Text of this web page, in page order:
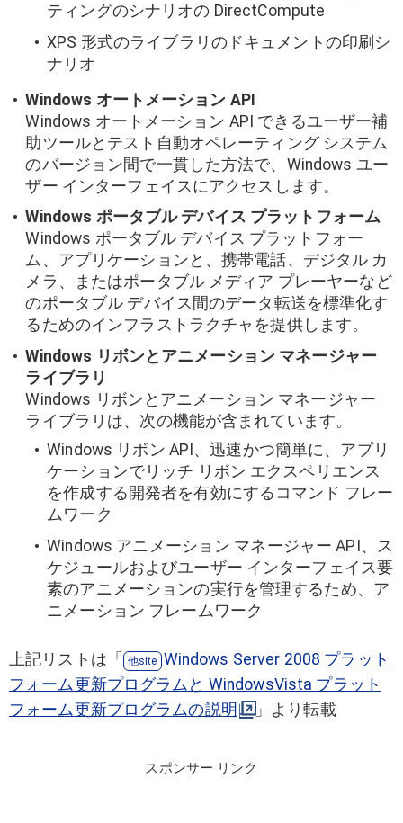
ティングのシナリオの DirectCompute
XPS 形式のライブラリのドキュメントの印刷シ
ナリオ
Windows オートメーション API
Windows オートメーション API できるユーザー補
助ツールとテスト自動オペレーティング システム
のバージョン間で一貫した方法で、Windows ユー
ザー インターフェイスにアクセスします。
Windows ポータブル デバイス プラットフォーム
Windows ポータブル デバイス プラットフォー
ム、アプリケーションと、携帯電話、デジタル カ
メラ、またはポータブル メディア プレーヤーなど
のポータブル デバイス間のデータ転送を標準化す
るためのインフラストラクチャを提供します。
Windows リボンとアニメーション マネージャー
ライブラリ
Windows リボンとアニメーション マネージャー
ライブラリは、次の機能が含まれています。
Windows リボン API、迅速かつ簡単に、アプリ
ケーションでリッチ リボン エクスペリエンス
を作成する開発者を有効にするコマンド フレー
ムワーク
Windows アニメーション マネージャー API、ス
ケジュールおよびユーザー インターフェイス要
素のアニメーションの実行を管理するため、ア
ニメーション フレームワーク
上記リストは「
Windows Server 2008 プラット
フォーム更新プログラムと WindowsVista プラット
フォーム更新プログラムの説明
」より転載
スポンサー リンク